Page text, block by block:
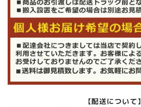
【配送について】